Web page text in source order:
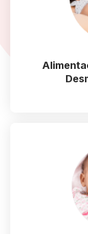
Eu vou te
e quais
Você irá
seu Bebê
SIM, é